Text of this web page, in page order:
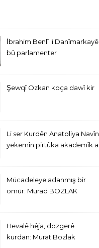
İbrahim Benlî li Danîmarkayê
bû parlamenter
Şewqî Ozkan koça dawî kir
Li ser Kurdên Anatoliya Navîn
yekemîn pirtûka akademîk a
Mücadeleye adanmış bir
ömür: Murad BOZLAK
Hevalê hêja, dozgerê
kurdan: Murat Bozlak